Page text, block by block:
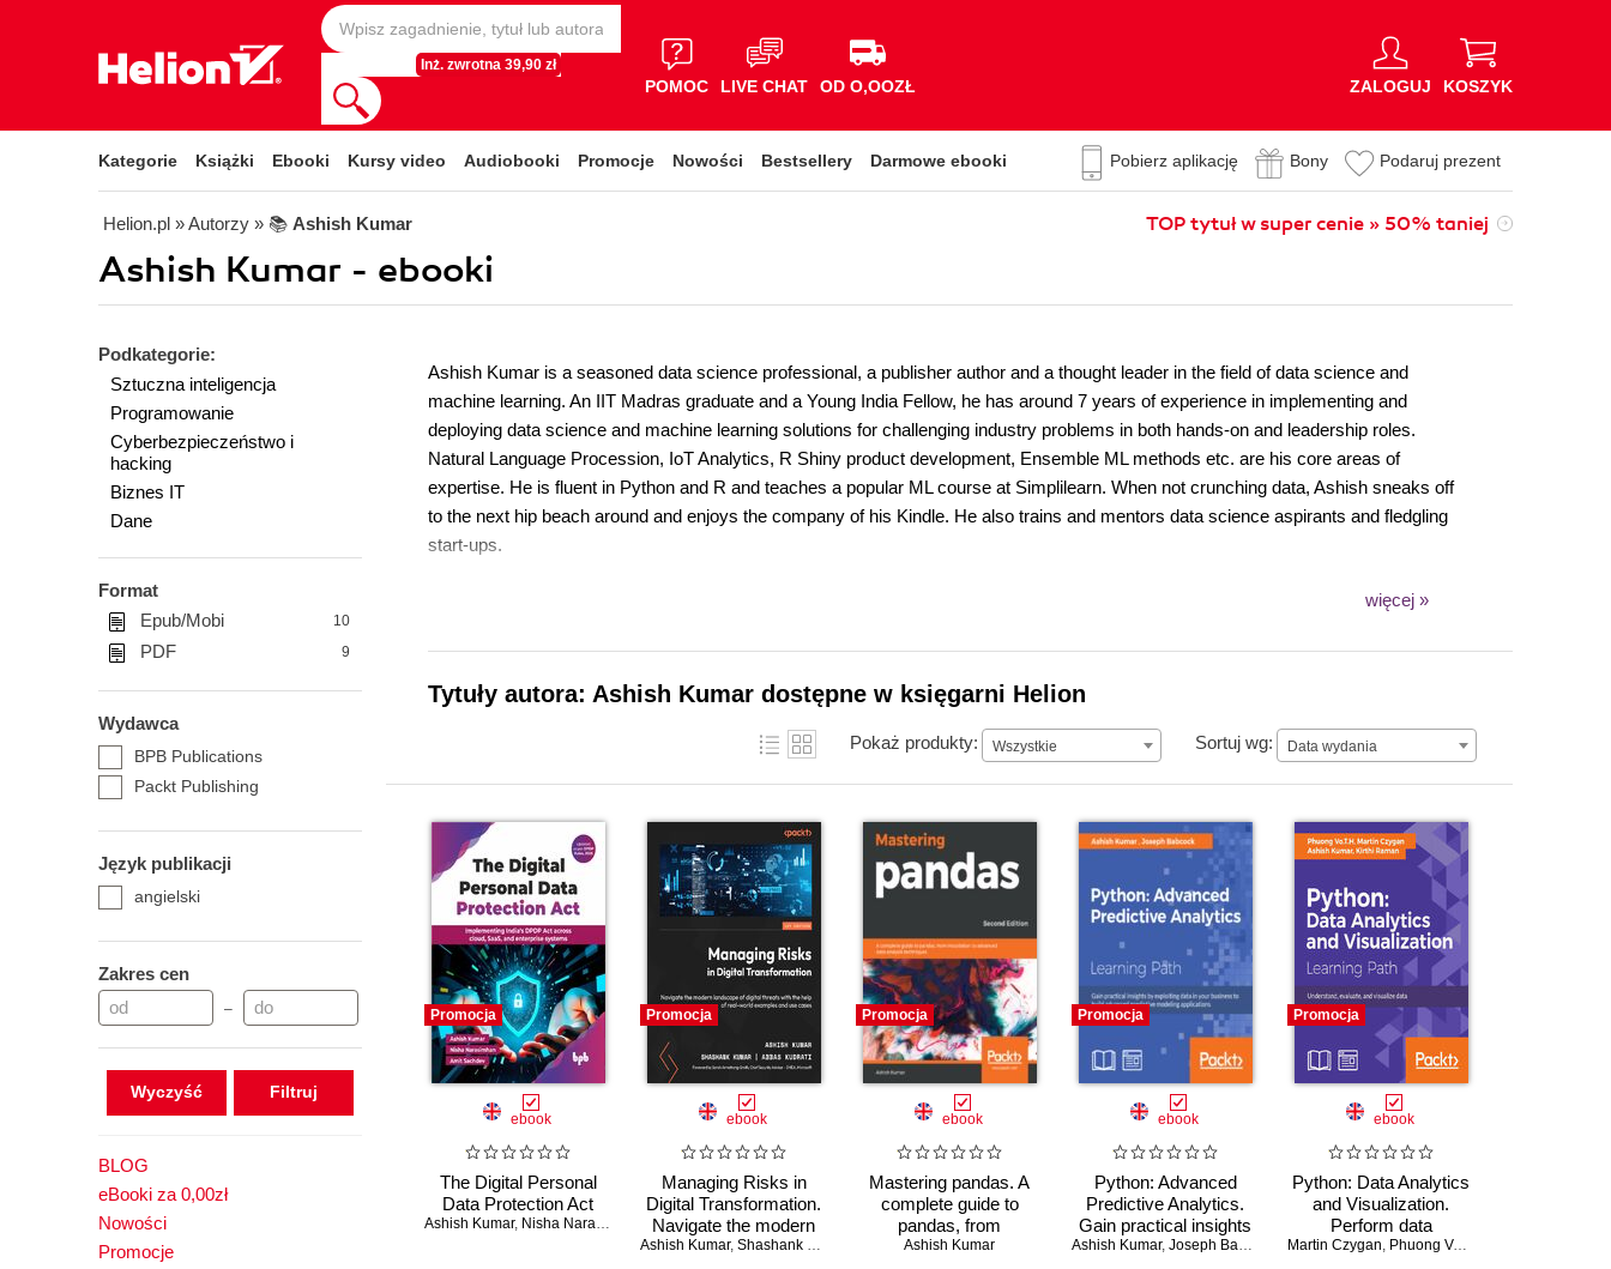
Inż. zwrotna 39,90 zł
POMOC LIVE CHAT OD O,OOZŁ ZALOGUJ KOSZYK
Kategorie Książki Ebooki Kursy video Audiobooki Promocje Nowości Bestsellery Darmowe ebooki Pobierz aplikację Bony Podaruj prezent
Helion.pl » Autorzy » 📚 Ashish Kumar TOP tytuł w super cenie » 50% taniej
Ashish Kumar - ebooki
Podkategorie:
Sztuczna inteligencja
Programowanie
Cyberbezpieczeństwo i
hacking
Biznes IT
Dane
Format
Epub/Mobi
10
PDF 9
Wydawca
BPB Publications
Packt Publishing
Język publikacji
angielski
Zakres cen
–
Wyczyść
BLOG
eBooki za 0,00zł
Nowości
Promocje
Ashish Kumar is a seasoned data science professional, a publisher author and a thought leader in the field of data science and
machine learning. An IIT Madras graduate and a Young India Fellow, he has around 7 years of experience in implementing and
deploying data science and machine learning solutions for challenging industry problems in both hands-on and leadership roles.
Natural Language Procession, IoT Analytics, R Shiny product development, Ensemble ML methods etc. are his core areas of
expertise. He is fluent in Python and R and teaches a popular ML course at Simplilearn. When not crunching data, Ashish sneaks off
to the next hip beach around and enjoys the company of his Kindle. He also trains and mentors data science aspirants and fledgling
start-ups.
więcej »
Tytuły autora: Ashish Kumar dostępne w księgarni Helion
Pokaż produkty: Wszystkie Sortuj wg: Data wydania
Data wydania
Promocja
ebook
The Digital Personal
Data Protection Act
Ashish Kumar, Nisha Narasimhan Amit Sachdev
Promocja
ebook
Managing Risks in
Digital Transformation.
Navigate the modern
landscape of digital
Ashish Kumar, Shashank Kumar Abbas Kudrati
Promocja
ebook
Mastering pandas. A
complete guide to
pandas, from
installation to advanced
Ashish Kumar
Promocja
ebook
Python: Advanced
Predictive Analytics.
Gain practical insights
by exploiting data in
Ashish Kumar, Joseph Babcock
Promocja
ebook
Python: Data Analytics
and Visualization.
Perform data
processing and
Martin Czygan, Phuong Vo.T.H